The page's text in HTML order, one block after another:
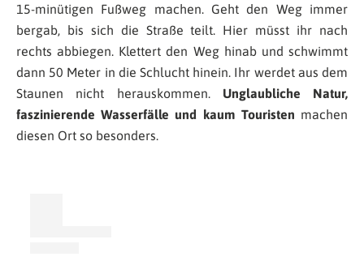
15-minütigen Fußweg machen. Geht den Weg immer
bergab, bis sich die Straße teilt. Hier müsst ihr nach
rechts abbiegen. Klettert den Weg hinab und schwimmt
dann 50 Meter in die Schlucht hinein. Ihr werdet aus dem
Staunen nicht herauskommen. Unglaubliche Natur,
faszinierende Wasserfälle und kaum Touristen machen
diesen Ort so besonders.